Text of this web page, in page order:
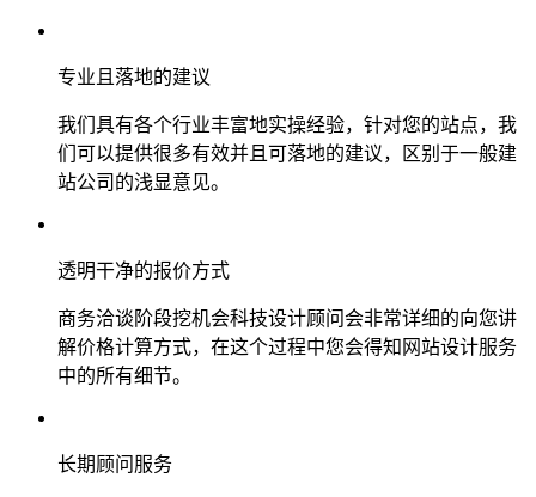
专业且落地的建议
我们具有各个行业丰富地实操经验，针对您的站点，我
们可以提供很多有效并且可落地的建议，区别于一般建
站公司的浅显意见。
透明干净的报价方式
商务洽谈阶段挖机会科技设计顾问会非常详细的向您讲
解价格计算方式，在这个过程中您会得知网站设计服务
中的所有细节。
长期顾问服务